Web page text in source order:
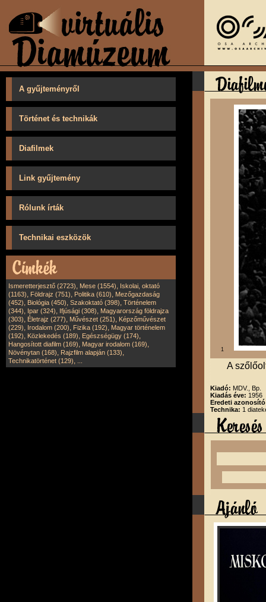
A gyűjteményről
Történet és technikák
Diafilmek
Link gyűjtemény
Rólunk írták
Technikai eszközök
Ismeretterjesztő (2723), Mese (1554), Iskolai, oktató
(1163), Földrajz (751), Politika (610), Mezőgazdaság
(452), Biológia (450), Szakoktató (398), Történelem
(344), Ipar (324), Ifjúsági (308), Magyarország földrajza
(303), Életrajz (277), Művészet (251), Képzőművészet
(229), Irodalom (200), Fizika (192), Magyar történelem
(192), Közlekedés (189), Egészségügy (174),
Hangosított diafilm (169), Magyar irodalom (169),
Növénytan (168), Rajzfilm alapján (133),
Technikatörténet (129),
1
A
Kiadó: MDV., Bp.
Kiadás éve: 1956
Eredeti
Technika: 1